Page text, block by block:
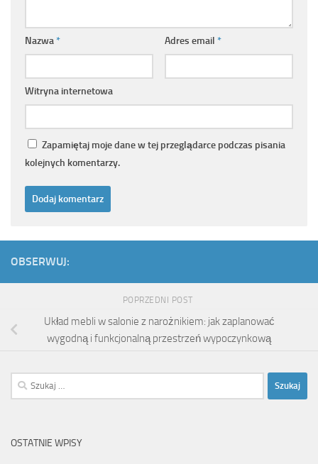
Nazwa* Adres email *
Witryna internetowa
Zapamiętaj moje dane w tej przeglądarce podczas pisania
kolejnych komentarzy.
OBSERWUJ:
POPRZEDNI POST
Układ mebli w salonie z narożnikiem: jak zaplanować
wygodną i funkcjonalną przestrzeń wypoczynkową
Szukaj:
OSTATNIE WPISY